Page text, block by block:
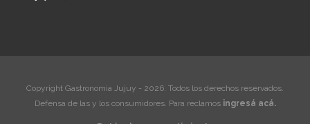
Copyright Gastronomia Jujuy - 2026. Todos los derechos reservados.
Defensa de las y los consumidores. Para reclamos ingresá acá.